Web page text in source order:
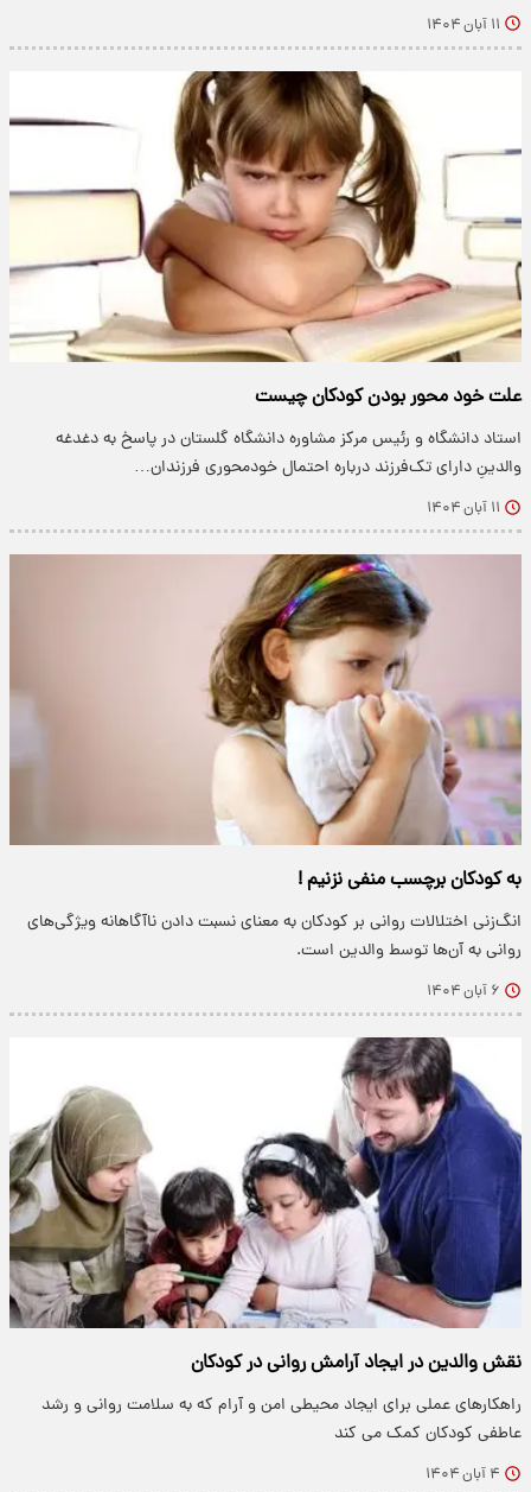
۱۱ آبان ۱۴۰۴
علت خود محور بودن کودکان چیست
استاد دانشگاه و رئیس مرکز مشاوره دانشگاه گلستان در پاسخ به دغدغه
والدینِ دارای تک‌فرزند درباره احتمال خودمحوری فرزندان…
۱۱ آبان ۱۴۰۴
به کودکان برچسب منفی نزنیم !
انگ‌زنی اختلالات روانی بر کودکان به معنای نسبت دادن ناآگاهانه ویژگی‌های
روانی به آن‌ها توسط والدین است.
۶ آبان ۱۴۰۴
نقش والدین در ایجاد آرامش روانی در کودکان
راهکارهای عملی برای ایجاد محیطی امن و آرام که به سلامت روانی و رشد
عاطفی کودکان کمک می کند
۴ آبان ۱۴۰۴